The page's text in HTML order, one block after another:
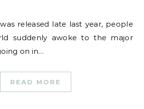
suddenly awoke to the major
on in…
READ MORE